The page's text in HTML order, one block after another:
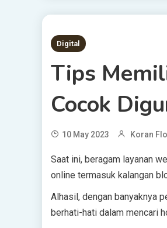
3 MINS READ
Digital
Tips
Cocok
10 May 2023 Koran
Saat ini, beragam layanan
online termasuk kalangan
Alhasil, dengan banyaknya
berhati-hati dalam mencari